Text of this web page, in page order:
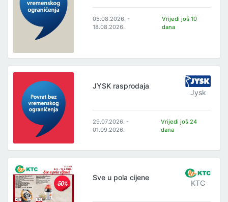
05.08.2026. -
18.08.2026.
Vrijedi još 10
dana
JYSK rasprodaja
Jysk
29.07.2026. -
01.09.2026.
Vrijedi još 24
dana
Sve u pola cijene
KTC